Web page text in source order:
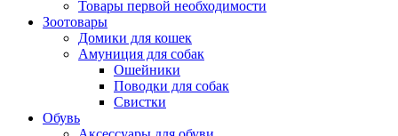
Товары первой необходимости
Зоотовары
Домики для кошек
Амуниция для собак
Ошейники
Поводки для собак
Свистки
Обувь